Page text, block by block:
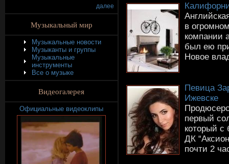
далее
Музыкальный мир
Музыкальные новости
Музыканты и группы
Музыкальные
инструменты
Все о музыке
Видеогалерея
Официальные видеоклипы
в
компании
был ею
Новое
Певица
Ижевске
первый
который
ДК
почти 2